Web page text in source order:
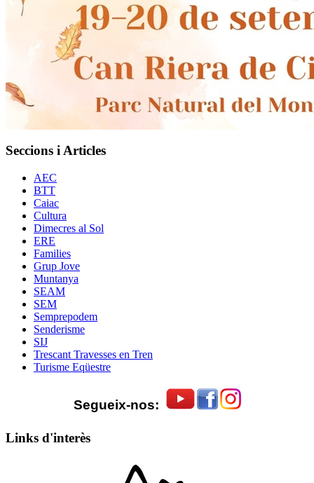
Seccions i Articles
AEC
BTT
Caiac
Cultura
Dimecres al Sol
ERE
Families
Grup Jove
Muntanya
SEAM
SEM
Semprepodem
Senderisme
SIJ
Trescant Travesses en Tren
Turisme Eqüestre
Segueix-nos:
Links d'interès